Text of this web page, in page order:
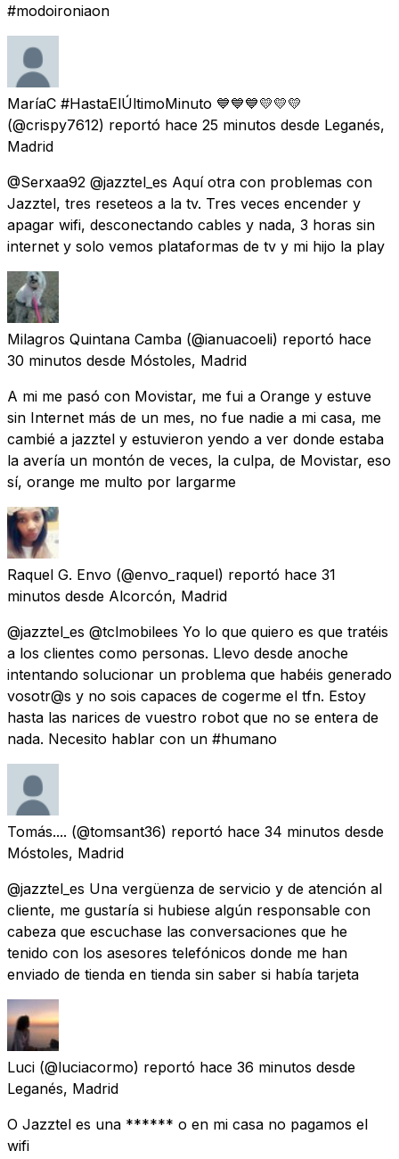
#modoironiaon
MaríaC #HastaElÚltimoMinuto 💙💙💙💛💛💛
(@crispy7612) reportó hace 25 minutos desde Leganés,
Madrid
@Serxaa92 @jazztel_es Aquí otra con problemas con
Jazztel, tres reseteos a la tv. Tres veces encender y
apagar wifi, desconectando cables y nada, 3 horas sin
internet y solo vemos plataformas de tv y mi hijo la play
Milagros Quintana Camba (@ianuacoeli) reportó hace
30 minutos desde Móstoles, Madrid
A mi me pasó con Movistar, me fui a Orange y estuve
sin Internet más de un mes, no fue nadie a mi casa, me
cambié a jazztel y estuvieron yendo a ver donde estaba
la avería un montón de veces, la culpa, de Movistar, eso
sí, orange me multo por largarme
Raquel G. Envo (@envo_raquel) reportó hace 31
minutos desde Alcorcón, Madrid
@jazztel_es @tclmobilees Yo lo que quiero es que tratéis
a los clientes como personas. Llevo desde anoche
intentando solucionar un problema que habéis generado
vosotr@s y no sois capaces de cogerme el tfn. Estoy
hasta las narices de vuestro robot que no se entera de
nada. Necesito hablar con un #humano
Tomás.... (@tomsant36) reportó hace 34 minutos desde
Móstoles, Madrid
@jazztel_es Una vergüenza de servicio y de atención al
cliente, me gustaría si hubiese algún responsable con
cabeza que escuchase las conversaciones que he
tenido con los asesores telefónicos donde me han
enviado de tienda en tienda sin saber si había tarjeta
Luci (@luciacormo) reportó hace 36 minutos desde
Leganés, Madrid
O Jazztel es una ****** o en mi casa no pagamos el
wifi